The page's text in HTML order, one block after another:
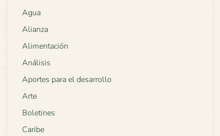
Agua
Alianza
Alimentación
Análisis
Aportes para el desarrollo
Arte
Boletines
Caribe